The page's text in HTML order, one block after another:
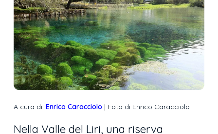
A cura di: Enrico Caracciolo | Foto di Enrico Caracciolo
Nella Valle del Liri, una riserva